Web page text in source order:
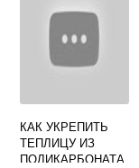
КАК УКРЕПИТЬ
ТЕПЛИЦУ ИЗ
ПОЛИКАРБОНАТА